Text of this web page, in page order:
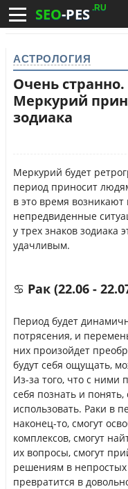
SEO-PES .RU
АСТРОЛОГИЯ
Очень
Меркурий
зодиака
Меркурий будет
период приносит
в это время возникают
непредвиденные
у трех знаков зодиака
удачливым.
♋ Рак (22.06 -
Период будет
потрясения, и
них произойдет
будут себя ощущать,
Из-за того, что с ними
себя познать и понять,
использовать. Раки в
наконец-то, смогут
комплексов, смогут
их вопросы, смогут
решениям в непростых
превратится в